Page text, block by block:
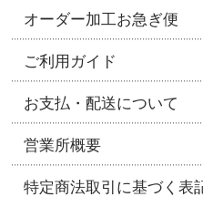
オーダー加工お急ぎ便
ご利用ガイド
お支払・配送について
営業所概要
特定商法取引に基づく表